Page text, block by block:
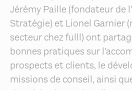
Jérémy Paille (fondateur de
Stratégie) et Lionel Garnier
secteur chez fulll) ont
bonnes pratiques sur
prospects et clients, le
missions de conseil, ainsi